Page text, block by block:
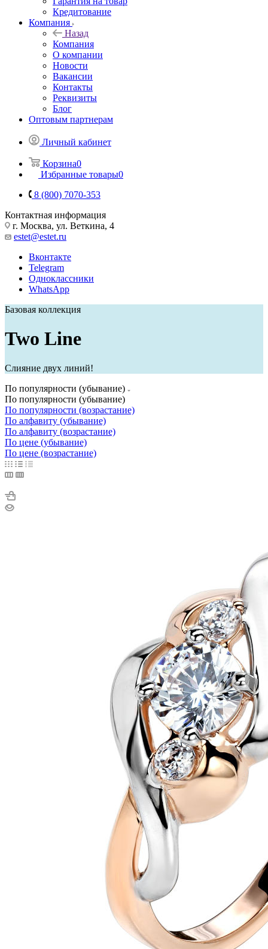
Кредитование
Компания
Назад
Компания
О компании
Новости
Вакансии
Контакты
Реквизиты
Блог
Оптовым партнерам
Личный кабинет
Корзина0
Избранные товары0
8 (800) 7070-353
Контактная информация
г. Москва, ул. Веткина, 4
estet@estet.ru
Вконтакте
Telegram
Одноклассники
WhatsApp
Базовая коллекция
Two Line
Слияние двух линий!
По популярности (убывание)
По популярности (убывание)
По популярности (возрастание)
По алфавиту (убывание)
По алфавиту (возрастание)
По цене (убывание)
По цене (возрастание)